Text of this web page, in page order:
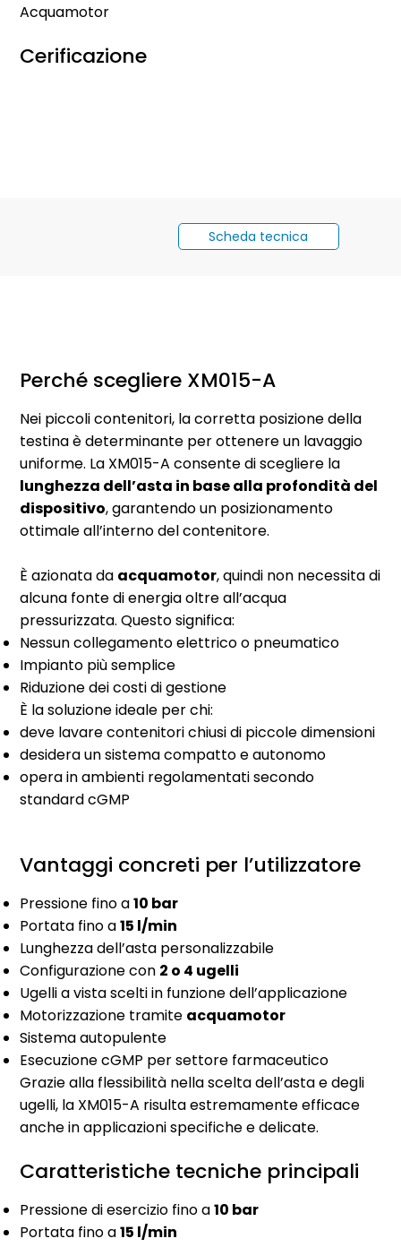
Acquamotor
Cerificazione
Scheda tecnica
Perché scegliere XM015-A
Nei piccoli contenitori, la corretta posizione della
testina è determinante per ottenere un lavaggio
uniforme. La XM015-A consente di scegliere la
lunghezza dell’asta in base alla profondità del
dispositivo, garantendo un posizionamento
ottimale all’interno del contenitore.
È azionata da acquamotor, quindi non necessita di
alcuna fonte di energia oltre all’acqua
pressurizzata. Questo significa:
Nessun collegamento elettrico o pneumatico
Impianto più semplice
Riduzione dei costi di gestione
È la soluzione ideale per chi:
deve lavare contenitori chiusi di piccole dimensioni
desidera un sistema compatto e autonomo
opera in ambienti regolamentati secondo
standard cGMP
Vantaggi concreti per l’utilizzatore
Pressione fino a10 bar
Portata fino a15 l/min
Lunghezza dell’asta personalizzabile
Configurazione con 2 o 4 ugelli
Ugelli a vista scelti in funzione dell’applicazione
Motorizzazione tramite acquamotor
Sistema autopulente
Esecuzione cGMP per settore farmaceutico
Grazie alla flessibilità nella scelta dell’asta e degli
ugelli, la XM015-A risulta estremamente efficace
anche in applicazioni specifiche e delicate.
Caratteristiche tecniche principali
Pressione di esercizio fino a10 bar
Portata fino a15 l/min